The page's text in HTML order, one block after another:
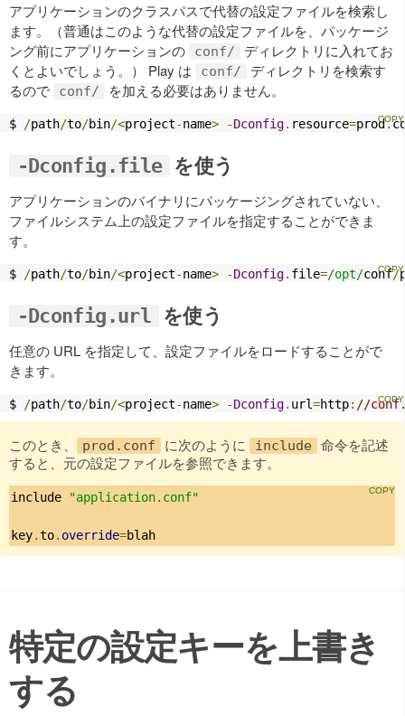
アプリケーションのクラスパスで代替の設定ファイルを検索し
ます。（普通はこのような代替の設定ファイルを、パッケージ
ング前にアプリケーションの
conf/
ディレクトリに入れてお
くとよいでしょう。） Play は
conf/
ディレクトリを検索す
るので
conf/ を加える必要はありません。
$ /path/to/bin/<project-name> -Dconfig. resource=prod.
-Dconfig.file を使う
アプリケーションのバイナリにパッケージングされていない、
ファイルシステム上の設定ファイルを指定することができま
す。
$ /path/to/bin/<project-name> -Dconfig. file=/opt/conf/
-Dconfig.url を使う
任意の URL を指定して、設定ファイルをロードすることがで
きます。
$ /path/to/bin/<project-name> -Dconfig. url=http: //
このとき、 prod.conf に次のように include
命令を記述
すると、元の設定ファイルを参照できます。
include "application.conf"
key.to. override=blah
特定の設定キーを上書き
する